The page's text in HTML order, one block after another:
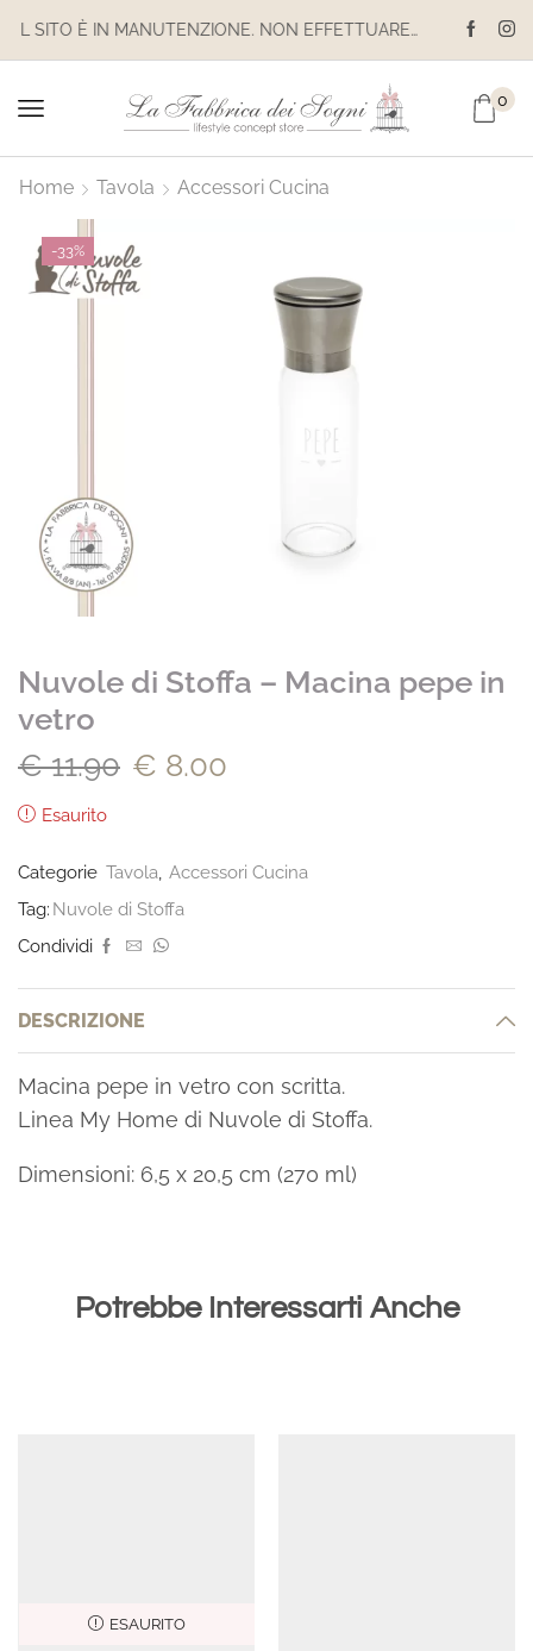
IL SITO È IN MANUTENZIONE. NON EFFETTUARE ACQUISTI. LE SPEDIZIONI SONO SOSPESE
0
Home Tavola Accessori Cucina
-33%
Nuvole di Stoffa – Macina pepe in
vetro
€11.90 € 8.00
Esaurito
Categorie Tavola Accessori Cucina
Tag: Nuvole di Stoffa
Condividi
DESCRIZIONE
Macina pepe in vetro con scritta.
Linea My Home di Nuvole di Stoffa.
Dimensioni: 6,5 x 20,5 cm (270 ml)
Potrebbe Interessarti Anche
ESAURITO